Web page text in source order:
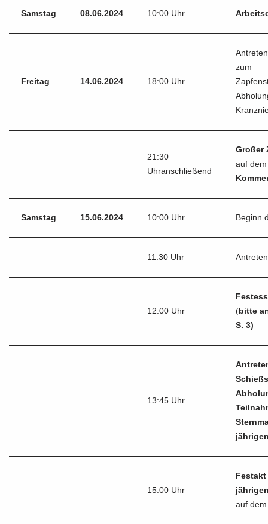
Samstag 08.06.2024 10:00 Uhr
Freitag 14.06.2024 18:00 Uhr
zum
21:30
Uhranschließend
Großer
auf
Samstag 15.06.2024 10:00 Uhr Beginn
11:30 Uhr
12:00 Uhr
(bitte
S. 3)
13:45 Uhr
15:00 Uhr
auf